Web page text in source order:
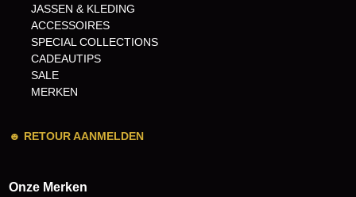
JASSEN & KLEDING
ACCESSOIRES
SPECIAL COLLECTIONS
CADEAUTIPS
SALE
MERKEN
☻ RETOUR AANMELDEN
Onze Merken